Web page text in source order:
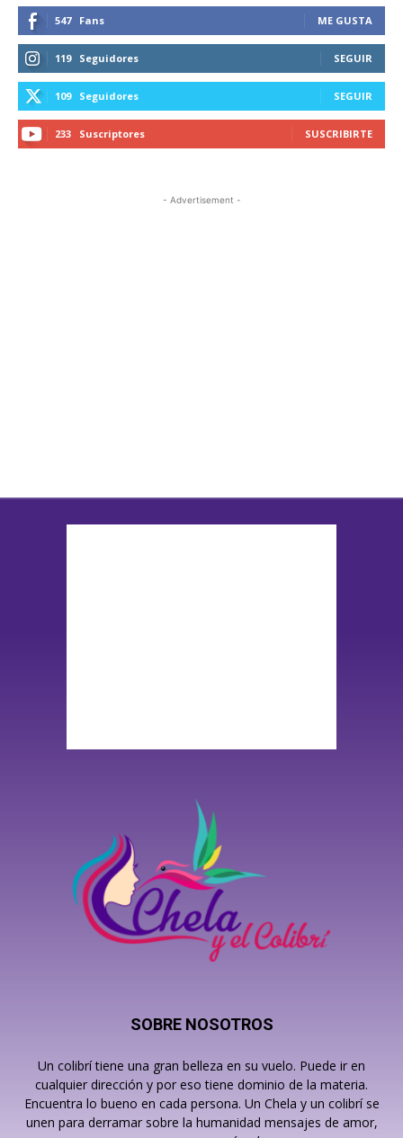
547 Fans ME GUSTA
119 Seguidores SEGUIR
109 Seguidores SEGUIR
233 Suscriptores SUSCRIBIRTE
- Advertisement -
SOBRE NOSOTROS
Un colibrí tiene una gran belleza en su vuelo. Puede ir en
cualquier dirección y por eso tiene dominio de la materia.
Encuentra lo bueno en cada persona. Un Chela y un colibrí se
unen para derramar sobre la humanidad mensajes de amor,